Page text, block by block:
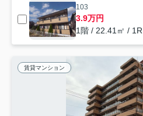
103
3.9万円
1階 / 22.41㎡ / 1R
賃貸マンション